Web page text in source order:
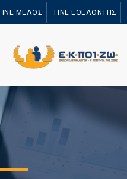
προς το
ΜΕΛΟΣ ΓΙΝΕ ΕΘΕΛΟΝΤΗΣ